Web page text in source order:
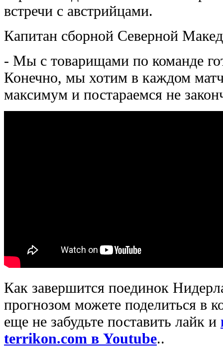
встречи с австрийцами.
Капитан сборной Северной
- Мы с товарищами по команде
Конечно, мы хотим в каждом
максимум и постараемся не
Как завершится поединок
прогнозом можете поделиться в
еще не забудьте поставить лайк и
terrikon.com в Youtube..